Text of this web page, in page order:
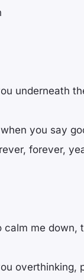
underneath
you say
forever,
calm me down,
overthinking,